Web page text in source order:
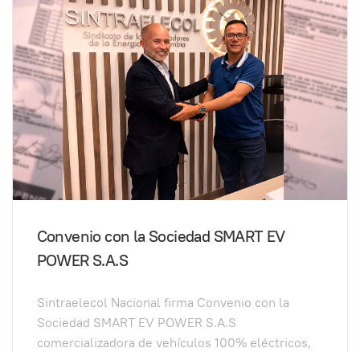
Convenio con la Sociedad SMART EV
POWER S.A.S
Sintraelecol Nacional firma Convenio con la
Sociedad SMART EV POWER S.A.S
comercializadora de vehículos 100% eléctricos,